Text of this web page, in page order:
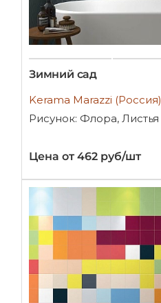
Зимний сад
Kerama Marazzi (Россия)
Рисунок: Флора, Листья
Цена от 462 руб/шт